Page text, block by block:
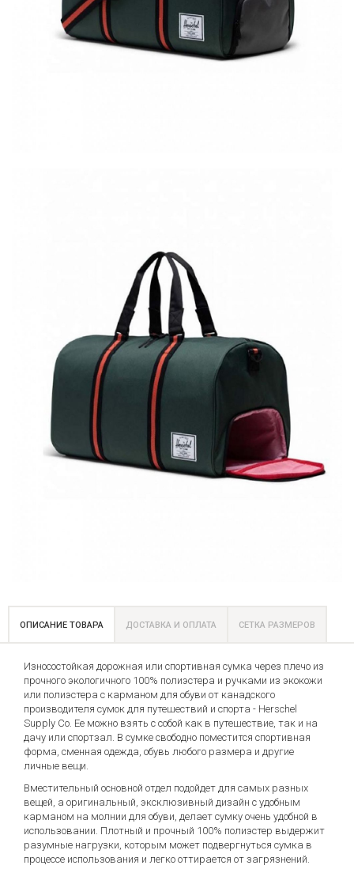
ОПИСАНИЕ ТОВАРА ДОСТАВКА И ОПЛАТА СЕТКА РАЗМЕРОВ
Износостойкая дорожная или спортивная сумка через плечо из
прочного экологичного 100% полиэстера и ручками из экокожи
или полиэстера с карманом для обуви от канадского
производителя сумок для путешествий и спорта - Herschel
Supply Co. Ее можно взять с собой как в путешествие, так и на
дачу или спортзал. В сумке свободно поместится спортивная
форма, сменная одежда, обувь любого размера и другие
личные вещи.
Вместительный основной отдел подойдет для самых разных
вещей, а оригинальный, эксклюзивный дизайн с удобным
карманом на молнии для обуви, делает сумку очень удобной в
использовании. Плотный и прочный 100% полиэстер выдержит
разумные нагрузки, которым может подвергнуться сумка в
процессе использования и легко оттирается от загрязнений.